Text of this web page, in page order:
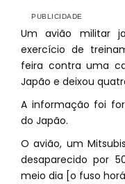
Um avião militar
exercício de
feira contra uma
Japão e deixou
A informação foi
do Japão.
O avião, um
desaparecido por
meio dia [o fuso